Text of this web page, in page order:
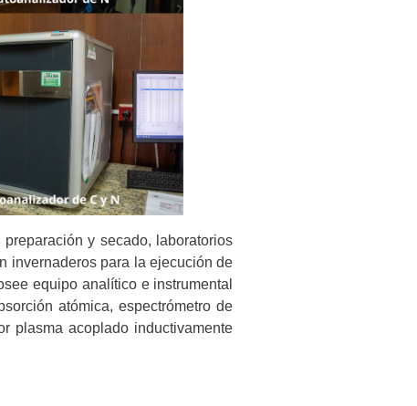
y secado, laboratorios
invernaderos para la ejecución de
equipo analítico e instrumental
atómica, espectrómetro de
plasma acoplado inductivamente